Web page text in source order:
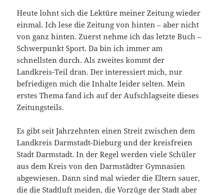
Heute lohnt sich die Lektüre meiner Zeitung wieder
einmal. Ich lese die Zeitung von hinten – aber nicht
von ganz hinten. Zuerst nehme ich das letzte Buch –
Schwerpunkt Sport. Da bin ich immer am
schnellsten durch. Als zweites kommt der
Landkreis-Teil dran. Der interessiert mich, nur
befriedigen mich die Inhalte leider selten. Mein
erstes Thema fand ich auf der Aufschlagseite dieses
Zeitungsteils.
Es gibt seit Jahrzehnten einen Streit zwischen dem
Landkreis Darmstadt-Dieburg und der kreisfreien
Stadt Darmstadt. In der Regel werden viele Schüler
aus dem Kreis von den Darmstädter Gymnasien
abgewiesen. Dann sind mal wieder die Eltern sauer,
die die Stadtluft meiden, die Vorzüge der Stadt aber